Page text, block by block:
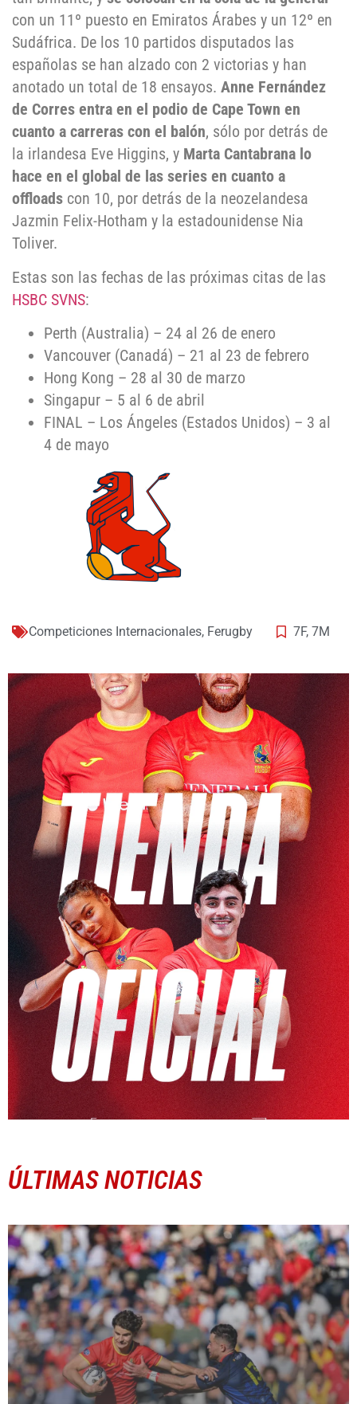
con un 11º puesto en Emiratos Árabes y un 12º en
Sudáfrica. De los 10 partidos disputados las
españolas se han alzado con 2 victorias y han
anotado un total de 18 ensayos. Anne Fernández
de Corres entra en el podio de Cape Town en
cuanto a carreras con el balón, sólo por detrás de
la irlandesa Eve Higgins, y Marta Cantabrana lo
hace en el global de las series en cuanto a
offloads con 10, por detrás de la neozelandesa
Jazmin Felix-Hotham y la estadounidense Nia
Toliver.
Estas son las fechas de las próximas citas de las
HSBC SVNS:
Perth (Australia) – 24 al 26 de enero
Vancouver (Canadá) – 21 al 23 de febrero
Hong Kong – 28 al 30 de marzo
Singapur – 5 al 6 de abril
FINAL – Los Ángeles (Estados Unidos) – 3 al
4 de mayo
Competiciones Internacionales, Ferugby 7F, 7M
ÚLTIMAS NOTICIAS